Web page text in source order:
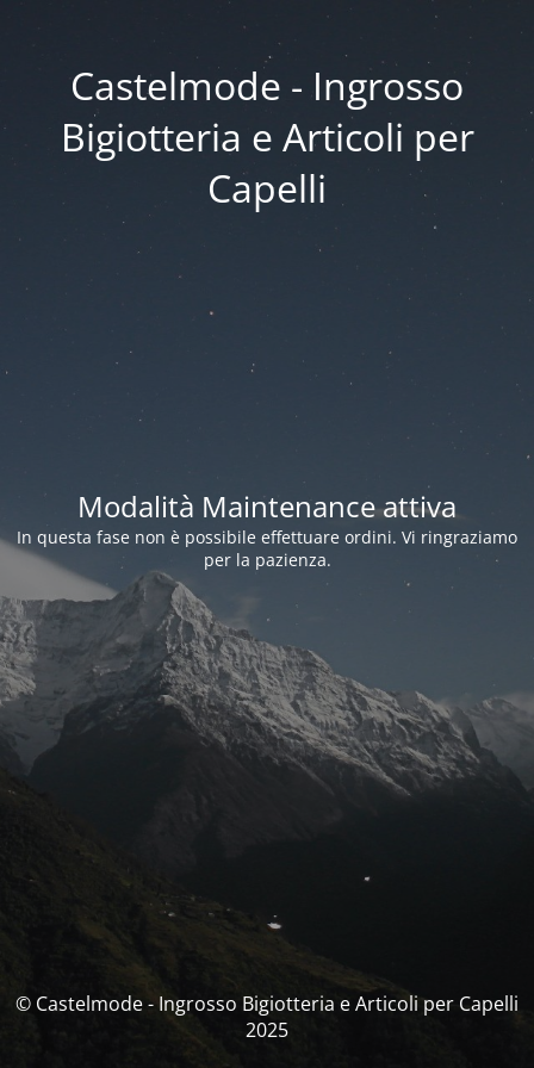
Castelmode - Ingrosso
Bigiotteria e Articoli per
Capelli
Modalità Maintenance attiva
In questa fase non è possibile effettuare ordini. Vi ringraziamo
per la pazienza.
© Castelmode - Ingrosso Bigiotteria e Articoli per Capelli
2025